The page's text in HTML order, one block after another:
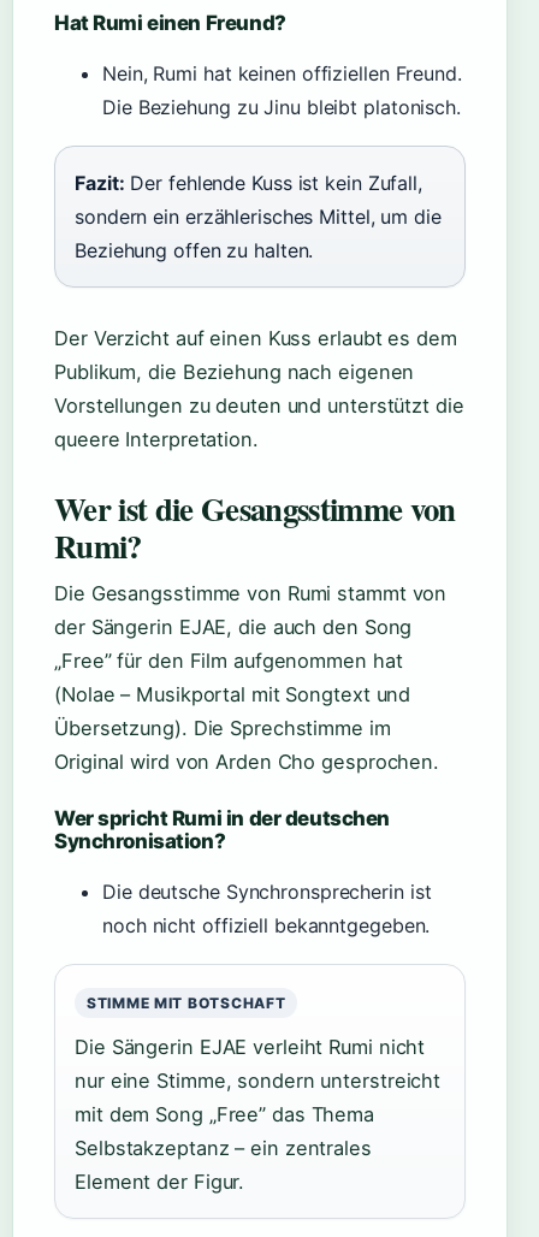
Hat Rumi einen Freund?
Nein, Rumi hat keinen offiziellen Freund.
Die Beziehung zu Jinu bleibt platonisch.
Fazit: Der fehlende Kuss ist kein Zufall,
sondern ein erzählerisches Mittel, um die
Beziehung offen zu halten.
Der Verzicht auf einen Kuss erlaubt es dem
Publikum, die Beziehung nach eigenen
Vorstellungen zu deuten und unterstützt die
queere Interpretation.
Wer ist die Gesangsstimme von
Rumi?
Die Gesangsstimme von Rumi stammt von
der Sängerin EJAE, die auch den Song
„Free” für den Film aufgenommen hat
(Nolae – Musikportal mit Songtext und
Übersetzung). Die Sprechstimme im
Original wird von Arden Cho gesprochen.
Wer spricht Rumi in der deutschen
Synchronisation?
Die deutsche Synchronsprecherin ist
noch nicht offiziell bekanntgegeben.
STIMME MIT BOTSCHAFT
Die Sängerin EJAE verleiht Rumi nicht
nur eine Stimme, sondern unterstreicht
mit dem Song „Free” das Thema
Selbstakzeptanz – ein zentrales
Element der Figur.